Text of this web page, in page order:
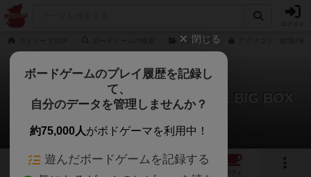
アグリコラ
アグリコラ：牧場の動物たち THE BIG BOX
73店のカフェ/スペースが提供中
8 15
カフェ
閉じる
ボードゲームのプレイ履歴を記録し
て、
自分のデータを管理しませんか？
約75,000人がボドゲーマを利用中！
遊んだボードゲームを記録する